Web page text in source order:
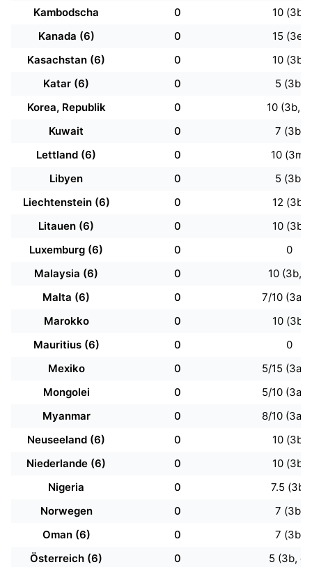
Kambodscha
0
10 (3b)
Kanada (6)
0
15 (3e)
Kasachstan (6)
0
10 (3b)
Katar (6)
0
5 (3b)
Korea, Republik
0
10 (3b, n)
Kuwait
0
7 (3b)
Lettland (6)
0
10 (3m)
Libyen
0
5 (3b)
Liechtenstein (6)
0
12 (3b)
Litauen (6)
0
10 (3b)
Luxemburg (6)
0
0
Malaysia (6)
0
10 (3b, f)
Malta (6)
0
7/10 (3a,
Marokko
0
10 (3b)
Mauritius (6)
0
0
Mexiko
0
5/15 (3a,
Mongolei
0
5/10 (3a,
Myanmar
0
8/10 (3a,
Neuseeland (6)
0
10 (3b)
Niederlande (6)
0
10 (3b)
Nigeria
0
7.5 (3b)
Norwegen
0
7 (3b)
Oman (6)
0
7 (3b)
Österreich (6)
0
5 (3b, d)